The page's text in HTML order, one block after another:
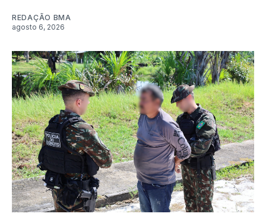
REDAÇÃO BMA
agosto 6, 2026